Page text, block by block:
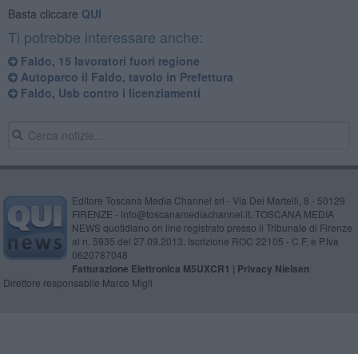
Basta cliccare QUI
Ti potrebbe interessare anche:
Faldo, 15 lavoratori fuori regione
Autoparco il Faldo, tavolo in Prefettura
Faldo, Usb contro i licenziamenti
Editore Toscana Media Channel srl - Via Dei Martelli, 8 - 50129
FIRENZE - info@toscanamediachannel.it. TOSCANA MEDIA
NEWS quotidiano on line registrato presso il Tribunale di Firenze
al n. 5935 del 27.09.2013. Iscrizione ROC 22105 - C.F. e P.Iva
0620787048
Fatturazione Elettronica M5UXCR1 | Privacy Nielsen
Direttore responsabile Marco Migli